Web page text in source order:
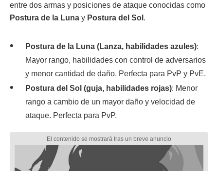
entre dos armas y posiciones de ataque conocidas como
Postura de la Luna y Postura del Sol .
Postura de la Luna (Lanza, habilidades azules):
Mayor rango, habilidades con control de adversarios
y menor cantidad de daño. Perfecta para PvP y PvE.
Postura del Sol (guja, habilidades rojas): Menor
rango a cambio de un mayor daño y velocidad de
ataque. Perfecta para PvP.